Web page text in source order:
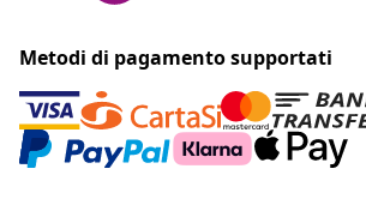
Metodi di pagamento supportati